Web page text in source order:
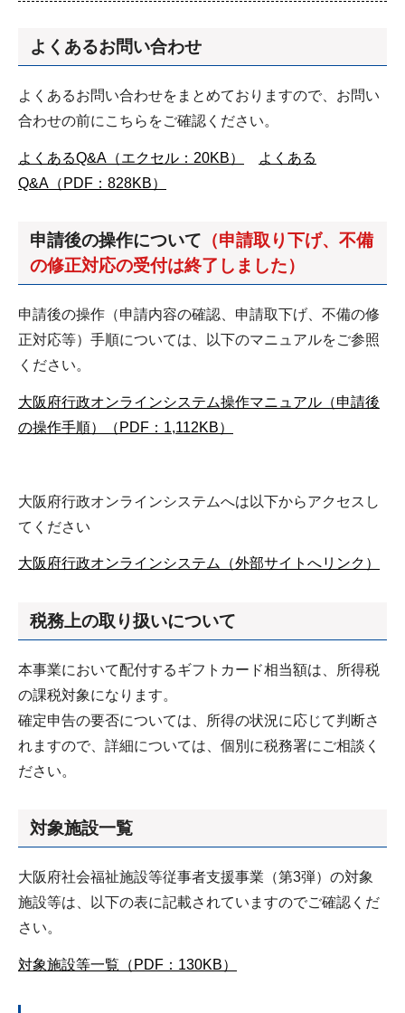
よくあるお問い合わせ
よくあるお問い合わせをまとめておりますので、お問い
合わせの前にこちらをご確認ください。
よくあるQ&A（エクセル：20KB）
よくある
Q&A（PDF：828KB）
申請後の操作について （申請取り下げ、不備
の修正対応の受付は終了しました）
申請後の操作（申請内容の確認、申請取下げ、不備の修
正対応等）手順については、以下のマニュアルをご参照
ください。
大阪府行政オンラインシステム操作マニュアル（申請後
の操作手順）（PDF：1,112KB）
大阪府行政オンラインシステムへは以下からアクセスし
てください
大阪府行政オンラインシステム（外部サイトへリンク）
税務上の取り扱いについて
本事業において配付するギフトカード相当額は、所得税
の課税対象になります。
確定申告の要否については、所得の状況に応じて判断さ
れますので、詳細については、個別に税務署にご相談く
ださい。
対象施設一覧
大阪府社会福祉施設等従事者支援事業（第3弾）の対象
施設等は、以下の表に記載されていますのでご確認くだ
さい。
対象施設等一覧（PDF：130KB）